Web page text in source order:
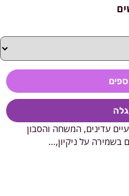
עדינים, המשחה והסבון
בשמירה על ניקיון,...